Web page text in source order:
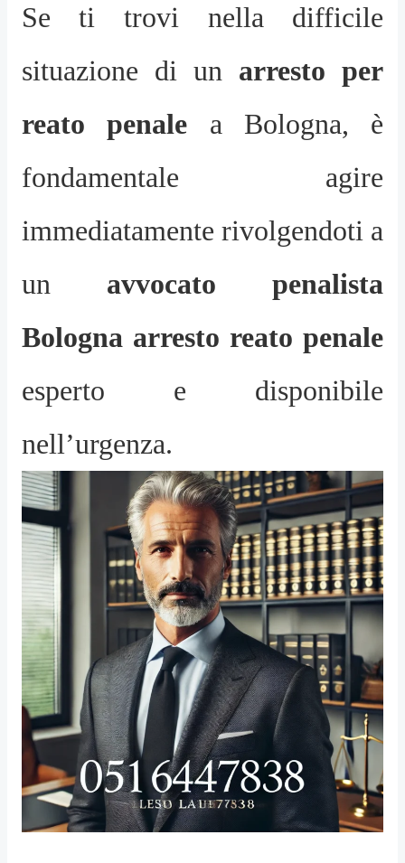
Se ti trovi nella difficile
situazione di un arresto per
reato penale a Bologna, è
fondamentale agire
immediatamente rivolgendoti a
un avvocato penalista
Bologna arresto reato penale
esperto e disponibile
nell’urgenza.